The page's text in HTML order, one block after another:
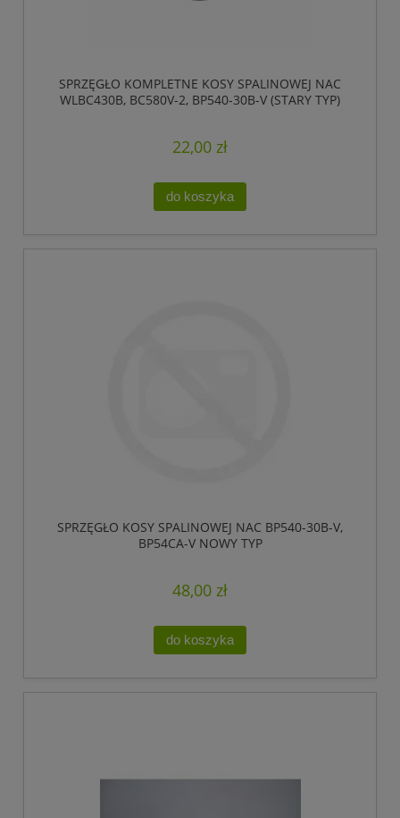
SPRZĘGŁO KOMPLETNE KOSY SPALINOWEJ NAC
WLBC430B, BC580V-2, BP540-30B-V (STARY TYP)
22,00 zł
do koszyka
SPRZĘGŁO KOSY SPALINOWEJ NAC BP540-30B-V,
BP54CA-V NOWY TYP
48,00 zł
do koszyka